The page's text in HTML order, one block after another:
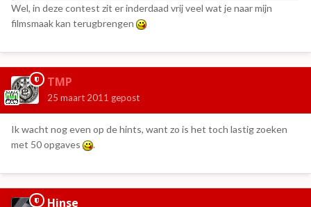
Wel, in deze contest zit er inderdaad vrij veel wat je naar mijn
filmsmaak kan terugbrengen
TMP
25 maart 2011 gepost
Ik wacht nog even op de hints, want zo is het toch lastig zoeken
met 50 opgaves
.
Hinse